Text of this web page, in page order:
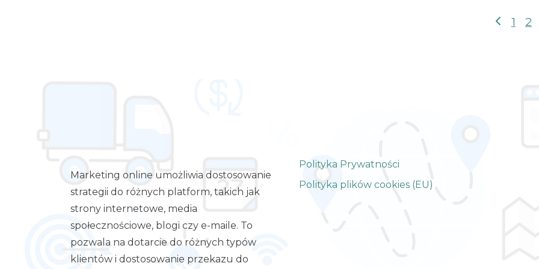
1 2
Marketing online umożliwia dostosowanie
strategii do różnych platform, takich jak
strony internetowe, media
społecznościowe, blogi czy e-maile. To
pozwala na dotarcie do różnych typów
klientów i dostosowanie przekazu do
Polityka Prywatności
Polityka plików cookies (EU)